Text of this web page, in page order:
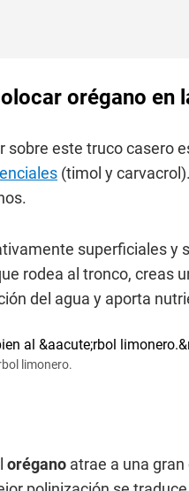
orégano en
sobre este truco casero
(timol y
superficiales y
rodea al tronco, creas
del agua y aporta
limonero.
orégano atrae a una